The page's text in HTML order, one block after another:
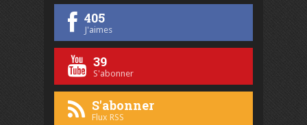
405
J'aimes
39
S'abonner
S'abonner
Flux RSS